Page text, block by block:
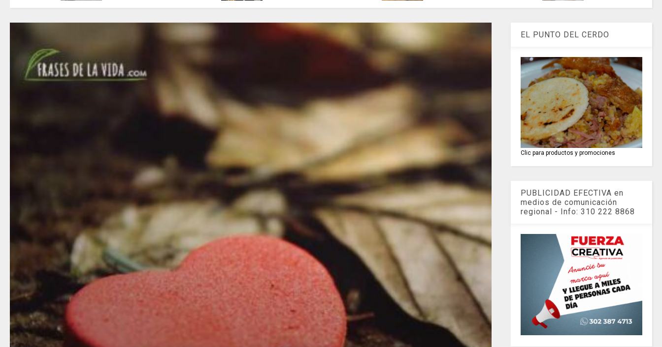
EL PUNTO DEL CERDO
Clic para productos y promociones
PUBLICIDAD EFECTIVA en
medios de comunicación
regional - Info: 310 222 8868